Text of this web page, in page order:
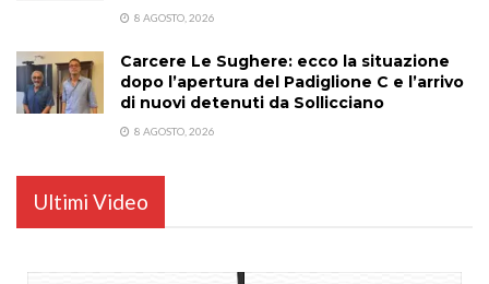
8 AGOSTO, 2026
Carcere Le Sughere: ecco la situazione
dopo l’apertura del Padiglione C e l’arrivo
di nuovi detenuti da Sollicciano
8 AGOSTO, 2026
Ultimi Video